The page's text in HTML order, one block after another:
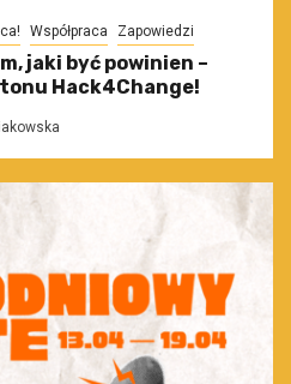
Współpraca Zapowiedzi
jaki być powinien –
Hack4Change!